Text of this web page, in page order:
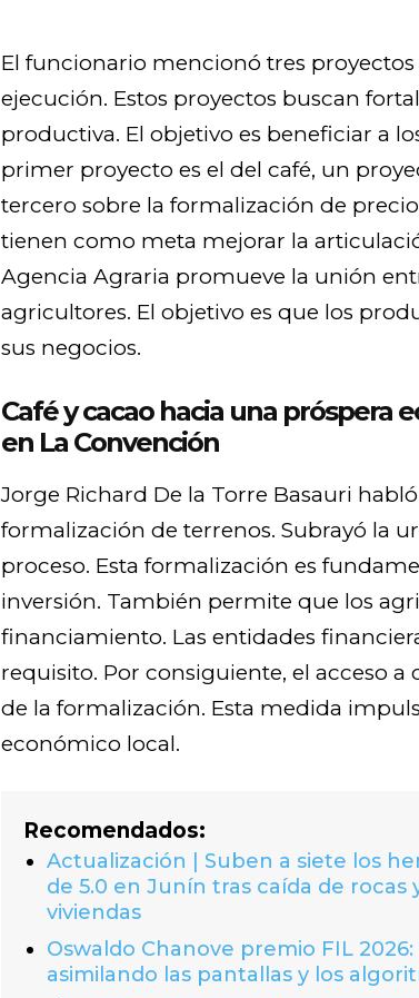
El funcionario mencionó tres proyectos
ejecución. Estos proyectos buscan
productiva. El objetivo es beneficiar a
primer proyecto es el del café, un
tercero sobre la formalización de
tienen como meta mejorar la
Agencia Agraria promueve la unión
agricultores. El objetivo es que los
sus negocios.
Café y cacao hacia una próspera
en La Convención
Jorge Richard De la Torre Basauri
formalización de terrenos. Subrayó la
proceso. Esta formalización es
inversión. También permite que los
financiamiento. Las entidades
requisito. Por consiguiente, el acceso a
de la formalización. Esta medida
económico local.
Recomendados:
Actualización | Suben a siete los
de 5.0 en Junín tras caída de rocas
viviendas
Oswaldo Chanove premio FIL
asimilando las pantallas y los